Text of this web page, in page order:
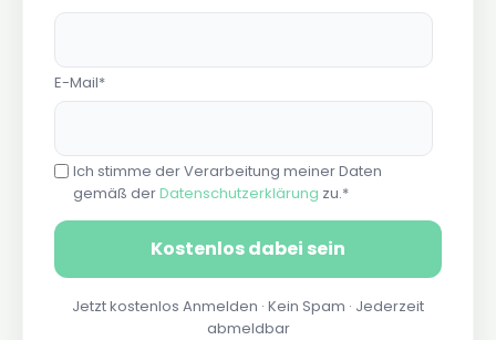
E-Mail*
Ich stimme der Verarbeitung meiner Daten
gemäß derDatenschutzerklärung zu.*
Jetzt kostenlos Anmelden · Kein Spam · Jederzeit
abmeldbar